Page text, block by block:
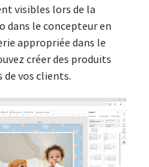
visibles lors de la
dans le concepteur en
appropriée dans le
créer des produits
vos clients.